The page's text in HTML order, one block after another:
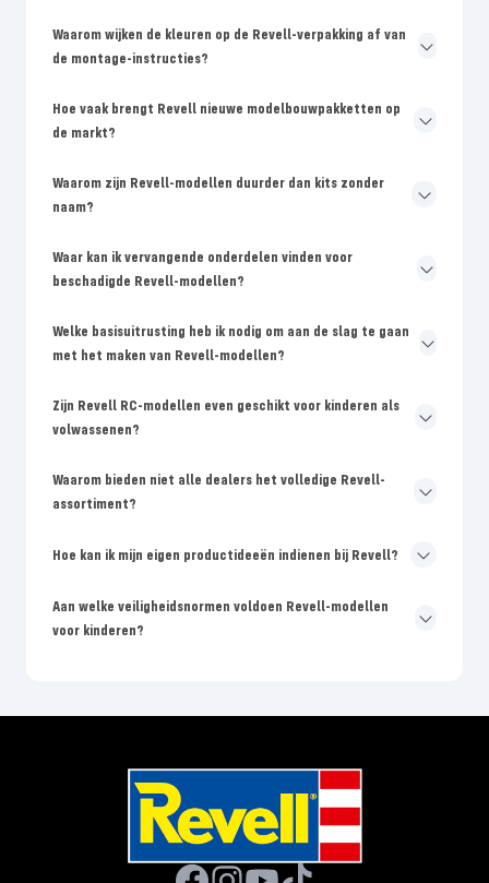
Waarom wijken de kleuren op de Revell-verpakking af van
de montage-instructies?
Hoe vaak brengt Revell nieuwe modelbouwpakketten op
de markt?
Waarom zijn Revell-modellen duurder dan kits zonder
naam?
Waar kan ik vervangende onderdelen vinden voor
beschadigde Revell-modellen?
Welke basisuitrusting heb ik nodig om aan de slag te gaan
met het maken van Revell-modellen?
Zijn Revell RC-modellen even geschikt voor kinderen als
volwassenen?
Waarom bieden niet alle dealers het volledige Revell-
assortiment?
Hoe kan ik mijn eigen productideeën indienen bij Revell?
Aan welke veiligheidsnormen voldoen Revell-modellen
voor kinderen?